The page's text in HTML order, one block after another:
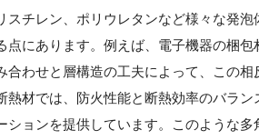
スチレン、ポリウレタンなど様々な発
点にあります。例えば、電子機器の梱
合わせと層構造の工夫によって、この
熱材では、防火性能と断熱効率のバラ
ションを提供しています。このような